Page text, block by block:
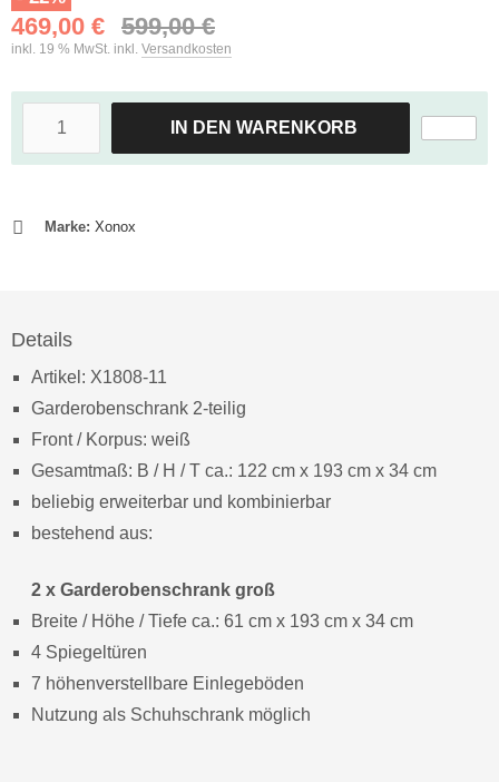
469,00 € 599,00 €
inkl. 19 % MwSt. inkl. Versandkosten
IN DEN WARENKORB
Marke: Xonox
Details
Artikel: X1808-11
Garderobenschrank 2-teilig
Front / Korpus: weiß
Gesamtmaß: B / H / T ca.: 122 cm x 193 cm x 34 cm
beliebig erweiterbar und kombinierbar
bestehend aus:
2 x Garderobenschrank groß
Breite / Höhe / Tiefe ca.: 61 cm x 193 cm x 34 cm
4 Spiegeltüren
7 höhenverstellbare Einlegeböden
Nutzung als Schuhschrank möglich